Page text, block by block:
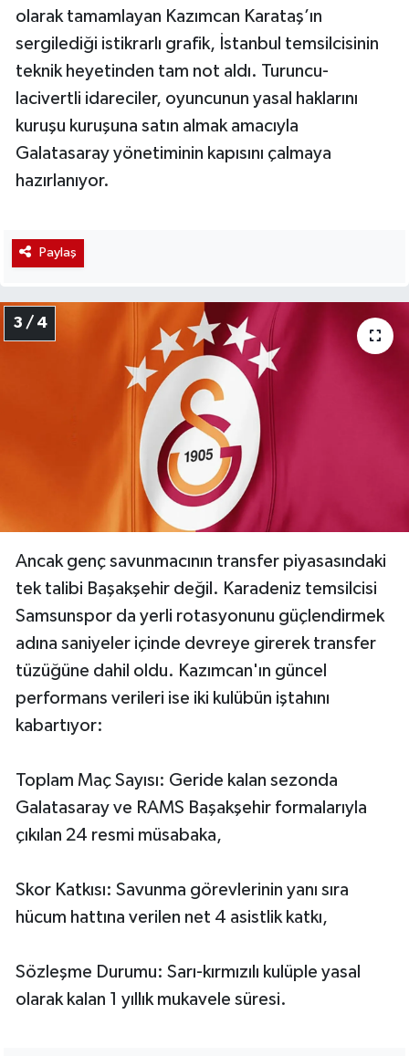
olarak tamamlayan Kazımcan Karataş’ın
sergilediği istikrarlı grafik, İstanbul temsilcisinin
teknik heyetinden tam not aldı. Turuncu-
lacivertli idareciler, oyuncunun yasal haklarını
kuruşu kuruşuna satın almak amacıyla
Galatasaray yönetiminin kapısını çalmaya
hazırlanıyor.
Paylaş
3 / 4
Ancak genç savunmacının transfer piyasasındaki
tek talibi Başakşehir değil. Karadeniz temsilcisi
Samsunspor da yerli rotasyonunu güçlendirmek
adına saniyeler içinde devreye girerek transfer
tüzüğüne dahil oldu. Kazımcan'ın güncel
performans verileri ise iki kulübün iştahını
kabartıyor:
Toplam Maç Sayısı: Geride kalan sezonda
Galatasaray ve RAMS Başakşehir formalarıyla
çıkılan 24 resmi müsabaka,
Skor Katkısı: Savunma görevlerinin yanı sıra
hücum hattına verilen net 4 asistlik katkı,
Sözleşme Durumu: Sarı-kırmızılı kulüple yasal
olarak kalan 1 yıllık mukavele süresi.